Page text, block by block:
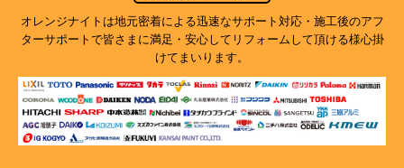
オレンジナイトは地元密着による迅速なサポート対応・施工後のアフ
ターサポートで皆さまに満足・安心してリフォームして頂ける様心掛
けてまいります。